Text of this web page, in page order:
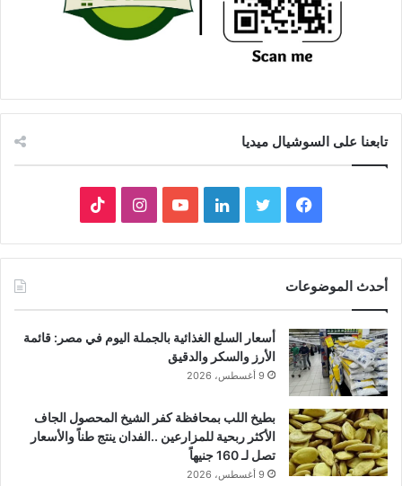
تابعنا على السوشيال ميديا
فيسبوك تويتر لينكدإنيوتيوبانستقرام
أحدث الموضوعات
أسعار السلع الغذائية بالجملة اليوم في مصر: قائمة
الأرز والسكر والدقيق
9 أغسطس، 2026
بطيخ اللب بمحافظة كفر الشيخ المحصول الجاف
الأكثر ربحية للمزارعين ..الفدان ينتج طناً والأسعار
تصل لـ 160 جنيهاً
9 أغسطس، 2026